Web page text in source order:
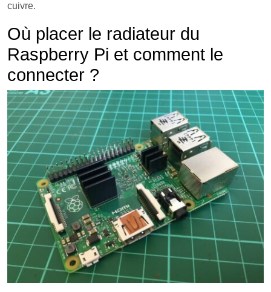
cuivre.
Où placer le radiateur du
Raspberry Pi et comment le
connecter ?